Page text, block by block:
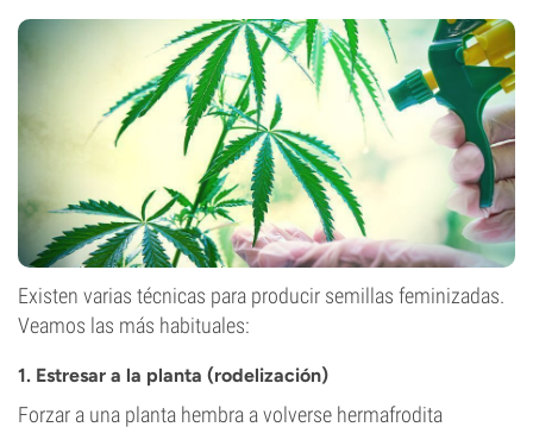
Existen varias técnicas para producir semillas feminizadas.
Veamos las más habituales:
1. Estresar a la planta (rodelización)
Forzar a una planta hembra a volverse hermafrodita